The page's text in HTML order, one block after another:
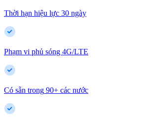
Thời hạn hiệu lực 30 ngày
Phạm vi phủ sóng 4G/LTE
Có sẵn trong 90+ các nước